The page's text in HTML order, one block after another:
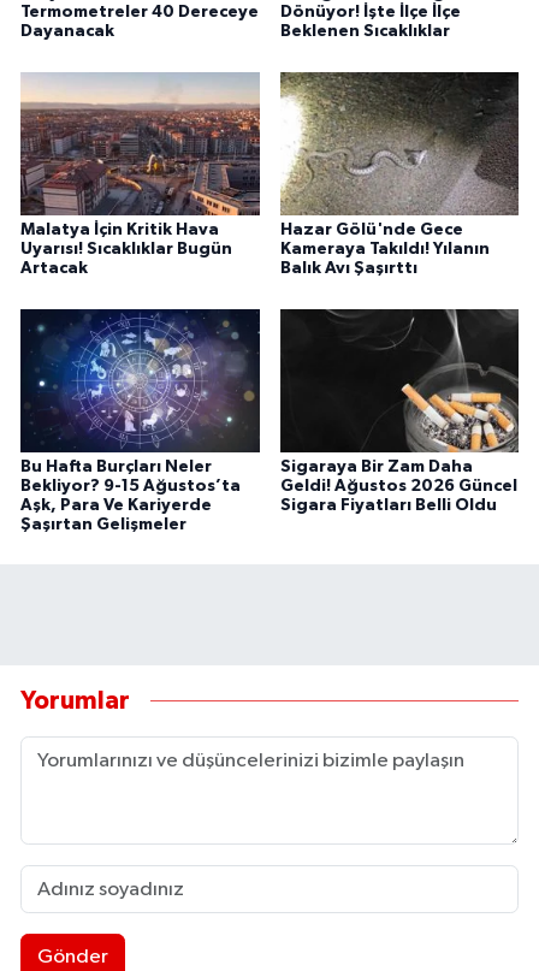
Termometreler 40 Dereceye
Dayanacak
Dönüyor! İşte İlçe İlçe
Beklenen Sıcaklıklar
Malatya İçin Kritik Hava
Uyarısı! Sıcaklıklar Bugün
Artacak
Hazar Gölü'nde Gece
Kameraya Takıldı! Yılanın
Balık Avı Şaşırttı
Bu Hafta Burçları Neler
Bekliyor? 9-15 Ağustos’ta
Aşk, Para Ve Kariyerde
Şaşırtan Gelişmeler
Sigaraya Bir Zam Daha
Geldi! Ağustos 2026 Güncel
Sigara Fiyatları Belli Oldu
Yorumlar
Gönder